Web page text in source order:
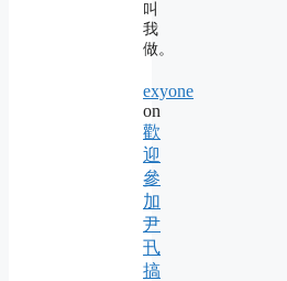
叫
我
做。
exyone
on
歡
迎
參
加
尹
卂
搞